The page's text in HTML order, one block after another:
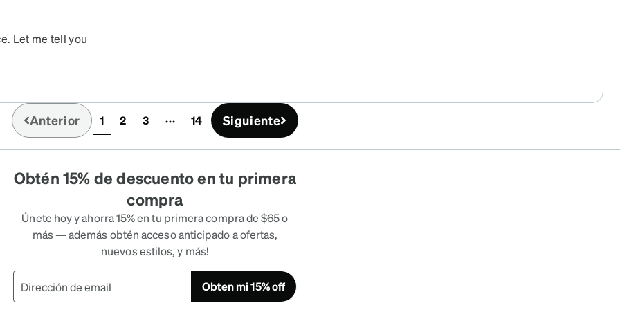
Let me tell you
these spectacular
I wore these purple
I even had them
evil came about me,
in an unfixable way.
they are retired. My soul
glasses were everything
Anterior 1(current)
2 3 14 Siguiente
Obtén 15% de descuento en tu primera
compra
Únete hoy y ahorra 15% en tu primera compra de $65 o
más — además obtén acceso anticipado a ofertas,
nuevos estilos, y más!
Obten mi 15% off